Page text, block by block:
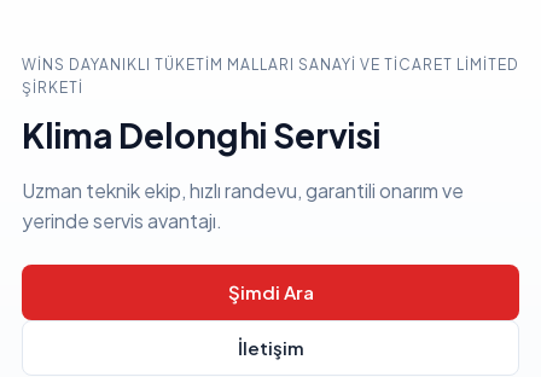
WINS DAYANIKLI TÜKETIM MALLARI SANAYI VE TICARET LIMITED
ŞIRKETI
Klima Delonghi Servisi
Uzman teknik ekip, hızlı randevu, garantili onarım ve
yerinde servis avantajı.
Şimdi Ara
İletişim